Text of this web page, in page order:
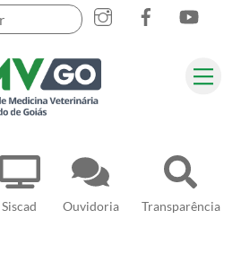
Siscad Ouvidoria Transparência